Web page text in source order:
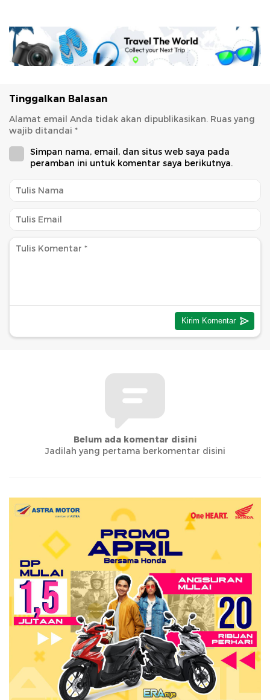
Tinggalkan Balasan
Alamat email Anda tidak akan dipublikasikan. Ruas yang
wajib ditandai *
Simpan nama, email, dan situs web saya pada
peramban ini untuk komentar saya berikutnya.
Belum ada komentar disini
Jadilah yang pertama berkomentar disini